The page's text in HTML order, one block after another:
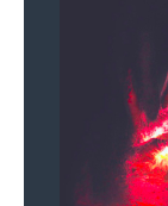
Uložit do
Informujte mě o